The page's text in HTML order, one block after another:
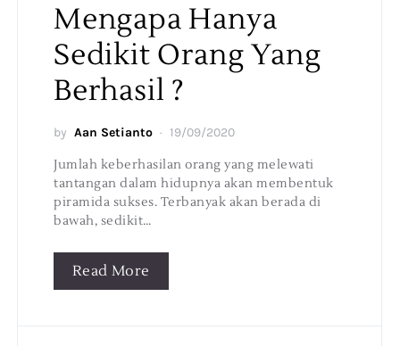
Mengapa Hanya
Sedikit Orang Yang
Berhasil ?
by Aan Setianto 19/09/2020
Jumlah keberhasilan orang yang melewati
tantangan dalam hidupnya akan membentuk
piramida sukses. Terbanyak akan berada di
bawah, sedikit…
Read More